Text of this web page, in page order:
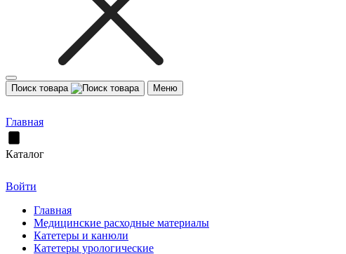
Поиск товара Меню
Главная
Каталог
Войти
Главная
Медицинские расходные материалы
Катетеры и канюли
Катетеры урологические